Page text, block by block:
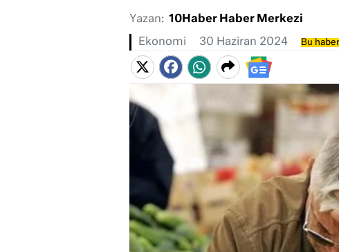
Yazan: 10Haber Haber Merkezi
Ekonomi 30 Haziran 2024 Bu